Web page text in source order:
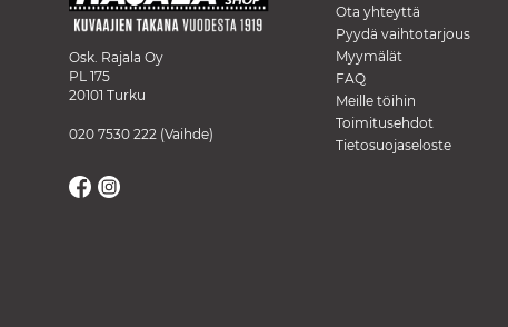
Osk. Rajala Oy
PL 175
20101 Turku
020 7530 222 (Vaihde)
Ota yhteyttä
Pyydä vaihtotarjous
Myymälät
FAQ
Meille töihin
Toimitusehdot
Tietosuojaseloste